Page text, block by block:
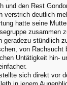
und den Rest
verstrich deutlich
hatte seine
zusammen
geradezu stündlich
von Rachsucht
Untätigkeit hin-
sich direkt vor